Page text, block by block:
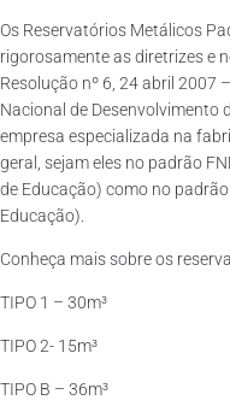
Os Reservatórios Metálicos
rigorosamente as diretrizes e
Resolução nº 6, 24 abril 2007
Nacional de Desenvolvimento
empresa especializada na
geral, sejam eles no padrão
de Educação) como no
Educação).
Conheça mais sobre os
TIPO 1 – 30m³
TIPO 2- 15m³
TIPO B – 36m³